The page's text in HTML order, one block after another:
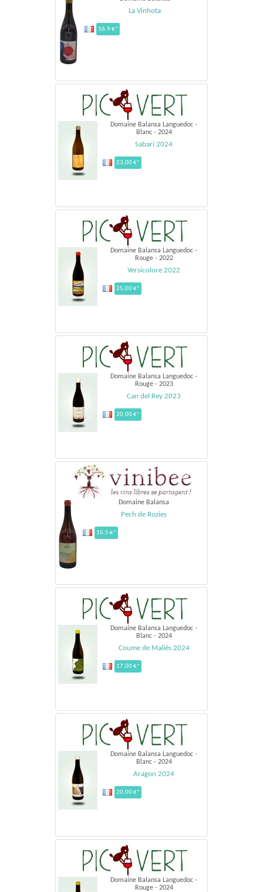
La Vinhota
16.9 €*
Domaine Balansa Languedoc -
Blanc - 2024
Sabari 2024
23,00 €*
Domaine Balansa Languedoc -
Rouge - 2022
Versicolore 2022
25,00 €*
Domaine Balansa Languedoc -
Rouge - 2023
Can del Rey 2023
20,00 €*
Domaine Balansa
Pech de Rozies
15.5 €*
Domaine Balansa Languedoc -
Blanc - 2024
Coume de Maliès 2024
17,00 €*
Domaine Balansa Languedoc -
Blanc - 2024
Aragon 2024
20,00 €*
Domaine Balansa Languedoc -
Rouge - 2024